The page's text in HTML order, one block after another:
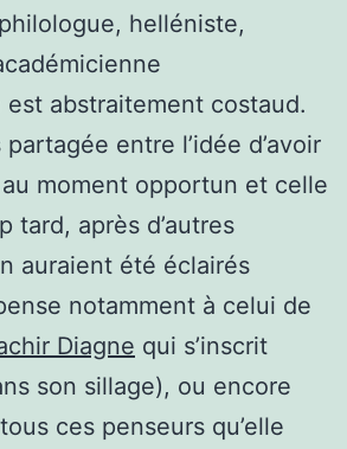
helléniste,
est abstraitement costaud.
entre l’idée d’avoir
moment opportun et celle
tard, après d’autres
auraient été éclairés
notamment à celui de
Diagne qui s’inscrit
son sillage), ou encore
ces penseurs qu’elle